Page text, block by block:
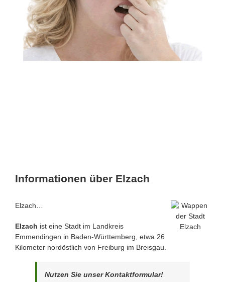
Informationen über Elzach
Elzach…
Elzach ist eine Stadt im Landkreis
Emmendingen in Baden-Württemberg, etwa 26
Kilometer nordöstlich von Freiburg im Breisgau.
Nutzen Sie unser Kontaktformular!